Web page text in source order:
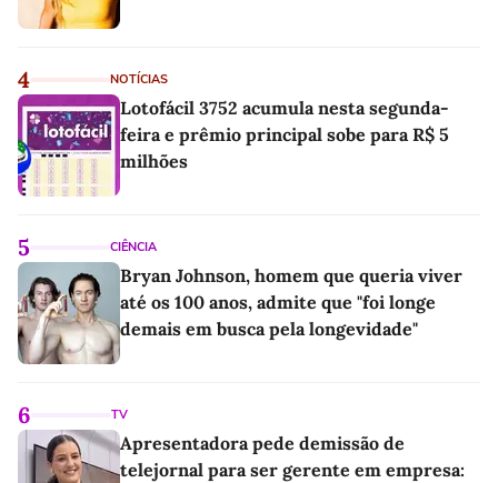
4 NOTÍCIAS
Lotofácil 3752 acumula nesta segunda-
feira e prêmio principal sobe para R$ 5
milhões
5 CIÊNCIA
Bryan Johnson, homem que queria viver
até os 100 anos, admite que "foi longe
demais em busca pela longevidade"
6 TV
Apresentadora pede demissão de
telejornal para ser gerente em empresa: